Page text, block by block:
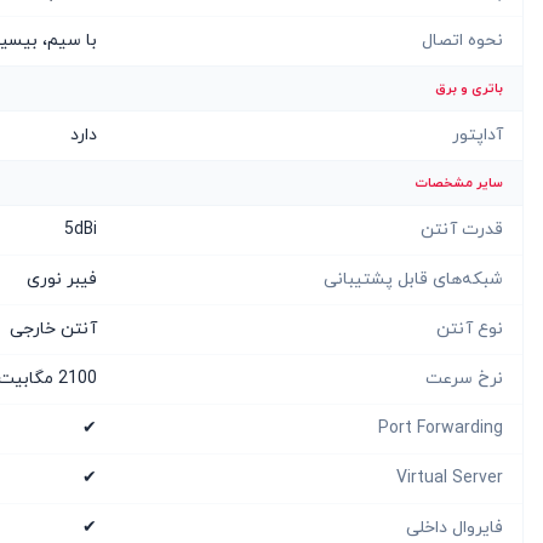
نحوه اتصال با سیم،
باتری و برق
آداپتور دارد
سایر مشخصات
قدرت آنتن 5dBi
شبکه‌های قابل پشتیبانی فیبر نوری
نوع آنتن آنتن خارجی
نرخ سرعت 2100 مگابیت بر ثانیه، 300 مگابیت بر ثانیه
Port Forwarding
✔
Virtual Server
✔
فایروال داخلی ✔